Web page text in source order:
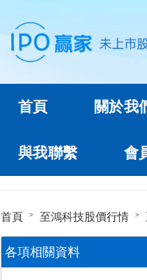
首頁 關於我
與我聯繫 會
首頁 至鴻科技股價行情
各項相關資料